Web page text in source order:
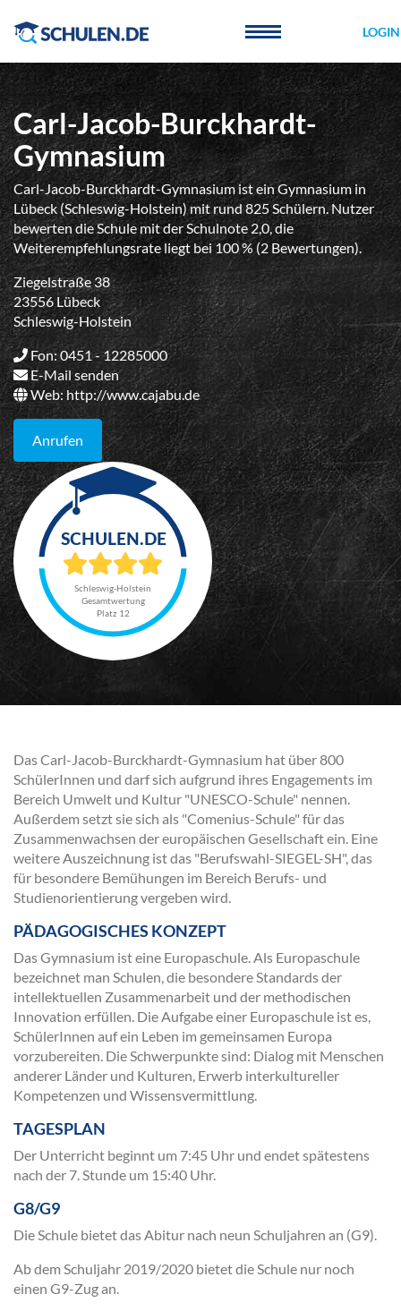
LOGIN
Carl-Jacob-Burckhardt-
Gymnasium
Carl-Jacob-Burckhardt-Gymnasium ist ein Gymnasium in
Lübeck (Schleswig-Holstein) mit rund 825 Schülern. Nutzer
bewerten die Schule mit der Schulnote 2,0, die
Weiterempfehlungsrate liegt bei 100 % (2 Bewertungen).
Ziegelstraße 38
23556 Lübeck
Schleswig-Holstein
Fon: 0451 - 12285000
E-Mail senden
Web: http://www.cajabu.de
Anrufen
Schleswig-Holstein
Gesamtwertung
Platz 12
Das Carl-Jacob-Burckhardt-Gymnasium hat über 800
SchülerInnen und darf sich aufgrund ihres Engagements im
Bereich Umwelt und Kultur "UNESCO-Schule" nennen.
Außerdem setzt sie sich als "Comenius-Schule" für das
Zusammenwachsen der europäischen Gesellschaft ein. Eine
weitere Auszeichnung ist das "Berufswahl-SIEGEL-SH", das
für besondere Bemühungen im Bereich Berufs- und
Studienorientierung vergeben wird.
PÄDAGOGISCHES KONZEPT
Das Gymnasium ist eine Europaschule. Als Europaschule
bezeichnet man Schulen, die besondere Standards der
intellektuellen Zusammenarbeit und der methodischen
Innovation erfüllen. Die Aufgabe einer Europaschule ist es,
SchülerInnen auf ein Leben im gemeinsamen Europa
vorzubereiten. Die Schwerpunkte sind: Dialog mit Menschen
anderer Länder und Kulturen, Erwerb interkultureller
Kompetenzen und Wissensvermittlung.
TAGESPLAN
Der Unterricht beginnt um 7:45 Uhr und endet spätestens
nach der 7. Stunde um 15:40 Uhr.
G8/G9
Die Schule bietet das Abitur nach neun Schuljahren an (G9).
Ab dem Schuljahr 2019/2020 bietet die Schule nur noch
einen G9-Zug an.